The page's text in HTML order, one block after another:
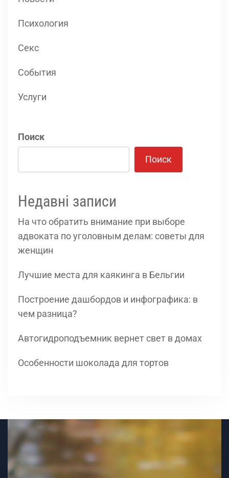
Психология
Секс
События
Услуги
Поиск
Поиск
Недавні записи
На что обратить внимание при выборе
адвоката по уголовным делам: советы для
женщин
Лучшие места для каякинга в Бельгии
Построение дашбордов и инфографика: в
чем разница?
Автогидроподъемник вернет свет в домах
Особенности шоколада для тортов